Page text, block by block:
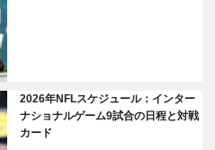
2026年NFLスケジュール：インター
ナショナルゲーム9試合の日程と対戦
カード